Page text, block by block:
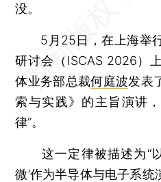
没。
5月25日，在上海举行
研讨会（ISCAS 2026）
体业务部总裁何庭波发表
索与实践》的主旨演讲
律”。
这一定律被描述为“以
微’作为半导体与电子系